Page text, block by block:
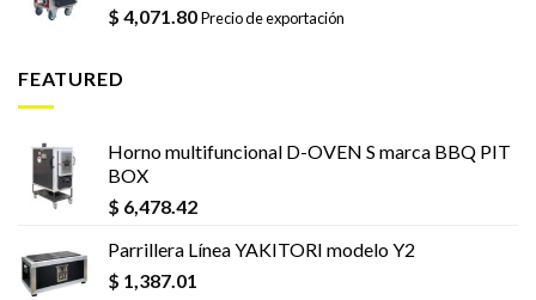
$ 4,071.80Precio de exportación
FEATURED
Horno multifuncional D-OVEN S marca BBQ PIT
BOX
$ 6,478.42
Parrillera Línea YAKITORI modelo Y2
$ 1,387.01